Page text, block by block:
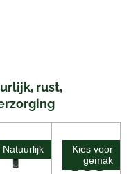
rust,
Natuurlijk
Kies voor
gemak